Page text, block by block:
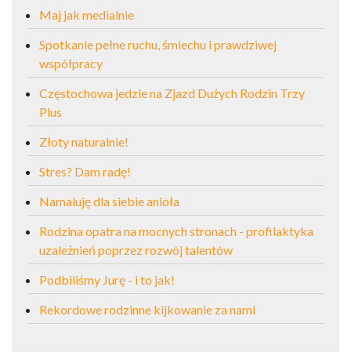
Maj jak medialnie
Spotkanie pełne ruchu, śmiechu i prawdziwej
współpracy
Częstochowa jedzie na Zjazd Dużych Rodzin Trzy
Plus
Złoty naturalnie!
Stres? Dam radę!
Namaluję dla siebie anioła
Rodzina opatra na mocnych stronach - profilaktyka
uzależnień poprzez rozwój talentów
Podbiliśmy Jurę - i to jak!
Rekordowe rodzinne kijkowanie za nami